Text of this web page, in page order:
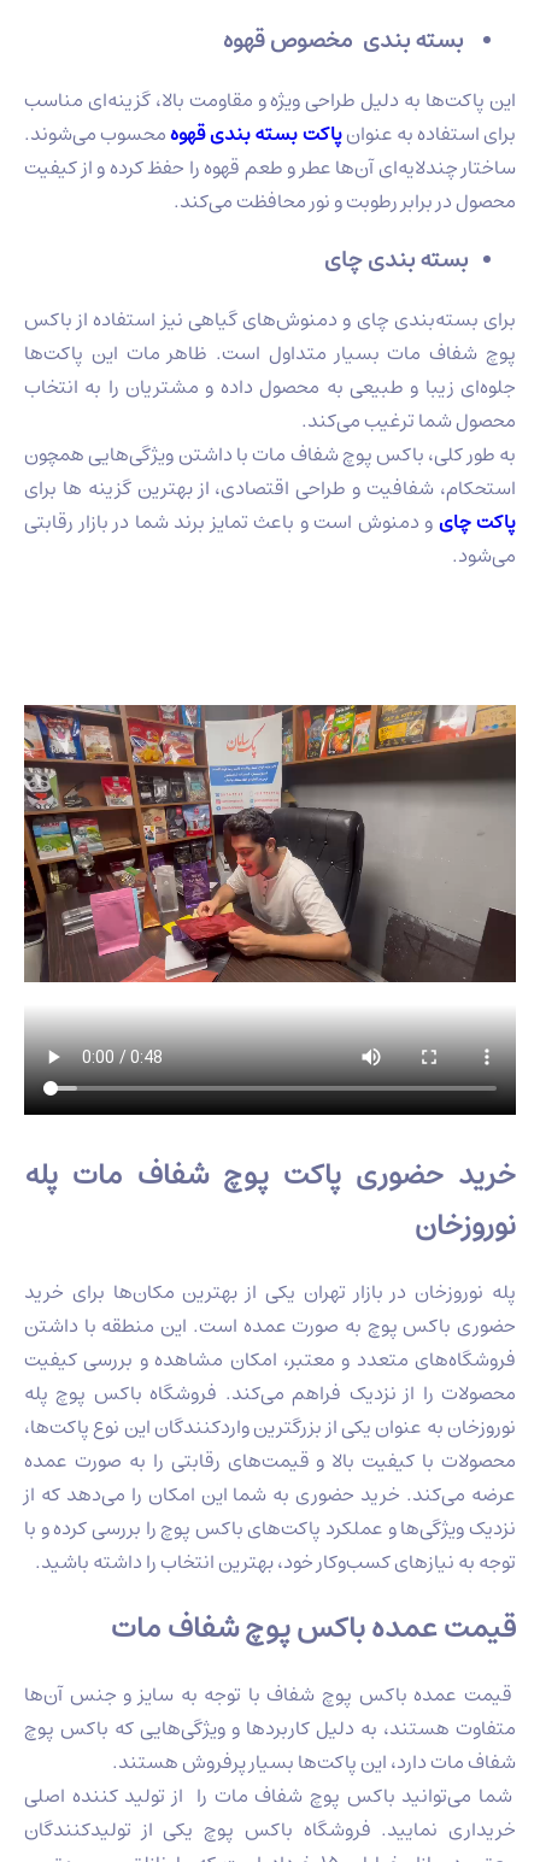
بسته‌ بندی مخصوص قهوه
این پاکت‌ها به دلیل طراحی ویژه و مقاومت بالا، گزینه‌ای مناسب
برای استفاده به عنوانپاکتبسته بندی قهوهمحسوب می‌شوند.
ساختار چندلایه‌ای آن‌ها عطر و طعم قهوه را حفظ کرده و از کیفیت
محصول در برابر رطوبت و نور محافظت می‌کند.
بسته‌ بندی چای
برای بسته‌بندی چای و دمنوش‌های گیاهی نیز استفاده از باکس
پوچ شفاف مات بسیار متداول است. ظاهر مات این پاکت‌ها
جلوه‌ای زیبا و طبیعی به محصول داده و مشتریان را به انتخاب
محصول شما ترغیب می‌کند.
به طور کلی، باکس پوچ شفاف مات با داشتن ویژگی‌هایی همچون
استحکام، شفافیت و طراحی اقتصادی، از بهترین گزینه ها برای
پاکت چایو دمنوش است و باعث تمایز برند شما در بازار رقابتی
می‌شود.
خرید حضوری پاکت پوچ شفاف مات پله
نوروزخان
پله نوروزخان در بازار تهران یکی از بهترین مکان‌ها برای خرید
حضوری باکس پوچ به صورت عمده است. این منطقه با داشتن
فروشگاه‌های متعدد و معتبر، امکان مشاهده و بررسی کیفیت
محصولات را از نزدیک فراهم می‌کند. فروشگاه باکس پوچ پله
نوروزخان به عنوان یکی از بزرگترین واردکنندگان این نوع پاکت‌ها،
محصولات با کیفیت بالا و قیمت‌های رقابتی را به صورت عمده
عرضه می‌کند. خرید حضوری به شما این امکان را می‌دهد که از
نزدیک ویژگی‌ها و عملکرد پاکت‌های باکس پوچ را بررسی کرده و با
توجه به نیازهای کسب‌وکار خود، بهترین انتخاب را داشته باشید.
قیمت عمده باکس پوچ شفاف مات
قیمت عمده باکس پوچ شفاف با توجه به سایز و جنس آن‌ها
متفاوت هستند، به دلیل کاربرد‌ها و ویژگی‌هایی که باکس پوچ
شفاف مات دارد، این پاکت‌ها بسیار پرفروش هستند.
شما می‌توانید باکس پوچ شفاف مات را از تولید کننده اصلی
خریداری نمایید. فروشگاه باکس پوچ یکی از تولیدکنندگان